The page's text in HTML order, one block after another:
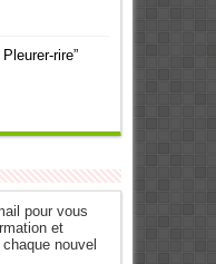
rire”
pour vous
et
nouvel